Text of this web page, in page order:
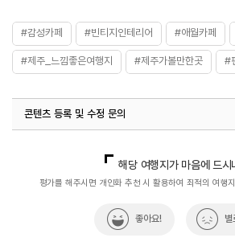
#감성카페 #빈티지인테리어 #애월카페
#제주_느낌좋은여행지 #제주가볼만한곳 #
콘텐츠 등록 및 수정 문의
해당 여행지가 마음에 드시
평가를 해주시면 개인화 추천 시 활용하여 최적의 여행
좋아요! 별